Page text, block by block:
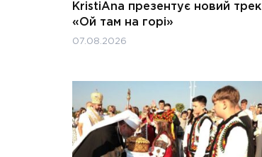
KristiAna презентує новий трек
«Ой там на горі»
07.08.2026